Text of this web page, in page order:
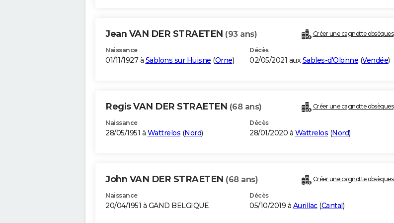
Jean VAN DER STRAETEN (93 ans) Créer une cagnotte obsèques
Naissance
01/11/1927 à Sablons sur Huisne (Orne)
Décès
02/05/2021 auxSables-d'Olonne (Vendée)
Regis VAN DER STRAETEN (68 ans) Créer une cagnotte obsèques
Naissance
28/05/1951 à Wattrelos (Nord)
Décès
28/01/2020 à Wattrelos (Nord)
John VAN DER STRAETEN (68 ans) Créer une cagnotte obsèques
Naissance
20/04/1951 à GAND BELGIQUE
Décès
05/10/2019 à Aurillac(Cantal)